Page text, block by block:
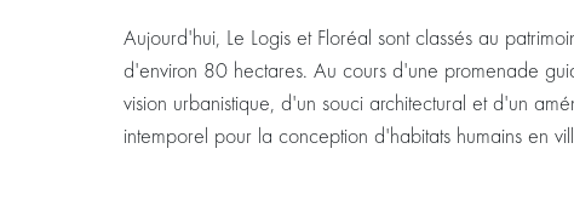
Aujourd'hui, Le Logis et Floréal sont classés au
d'environ 80 hectares. Au cours d'une promenade
vision urbanistique, d'un souci architectural et d'un
intemporel pour la conception d'habitats humains en